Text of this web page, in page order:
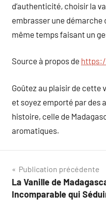
d’authenticité, choisir la
embrasser une démarche
même temps faisant un
Source à propos de
Goûtez au plaisir de cette
et soyez emporté par des
histoire, celle de
aromatiques.
Navigation
de
Publication précédente
La Vanille de
Incomparable qui